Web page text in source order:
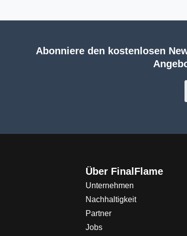
Abonniere den kostenlosen
Über FinalFlame
Unternehmen
Nachhaltigkeit
Partner
Jobs